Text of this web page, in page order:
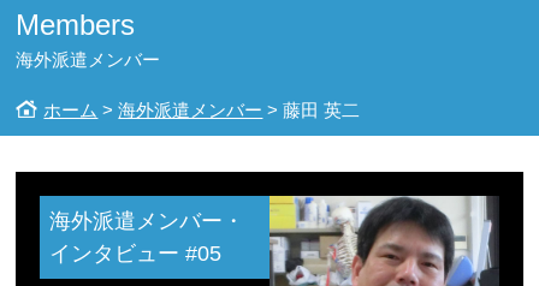
Members
海外派遣メンバー
ホーム >海外派遣メンバー > 藤田 英二
海外派遣メンバー・
インタビュー #05